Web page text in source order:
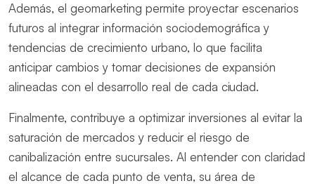
Además, el geomarketing permite proyectar escenarios
futuros al integrar información sociodemográfica y
tendencias de crecimiento urbano, lo que facilita
anticipar cambios y tomar decisiones de expansión
alineadas con el desarrollo real de cada ciudad.
Finalmente, contribuye a optimizar inversiones al evitar la
saturación de mercados y reducir el riesgo de
canibalización entre sucursales. Al entender con claridad
el alcance de cada punto de venta, su área de